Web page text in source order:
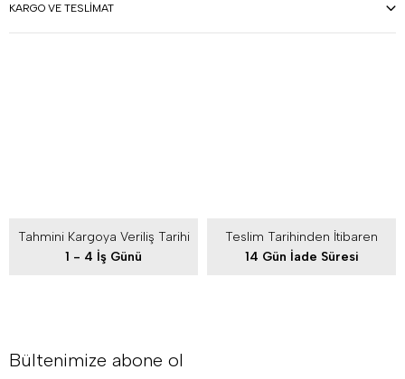
KARGO VE TESLIMAT
Tahmini Kargoya Veriliş Tarihi
1 - 4 İş Günü
Teslim Tarihinden İtibaren
14 Gün İade Süresi
Bültenimize abone ol